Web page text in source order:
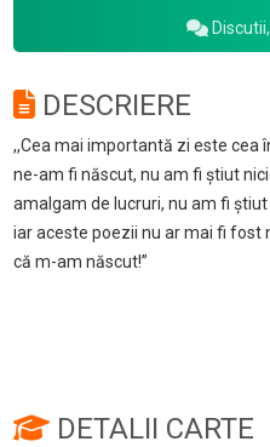
DESCRIERE
,,Cea mai importantă zi este cea
ne-am fi născut, nu am fi știut
amalgam de lucruri, nu am fi
iar aceste poezii nu ar mai fi fost
că m-am născut!”
DETALII CARTE